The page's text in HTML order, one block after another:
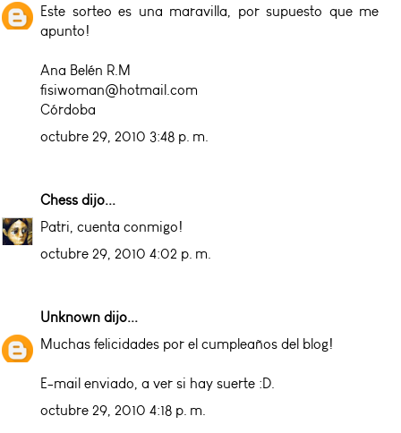
Este sorteo es una maravilla, por supuesto que me
apunto!
Ana Belén R.M
fisiwoman@hotmail.com
Córdoba
octubre 29, 2010 3:48 p. m.
Chess dijo...
Patri, cuenta conmigo!
octubre 29, 2010 4:02 p. m.
Unknown dijo...
Muchas felicidades por el cumpleaños del blog!
E-mail enviado, a ver si hay suerte :D.
octubre 29, 2010 4:18 p. m.